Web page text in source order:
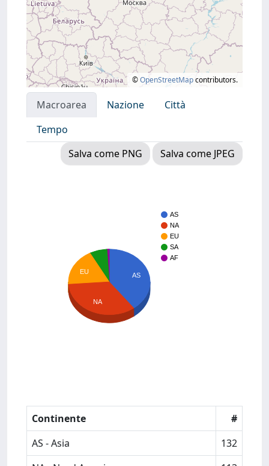
©OpenStreetMapcontributors.
Macroarea Nazione
Città
Tempo
Salva come PNG
Salva come JPEG
AS
NA
EU
SA
AF
AS
EU
NA
Continente
#
AS - Asia
132